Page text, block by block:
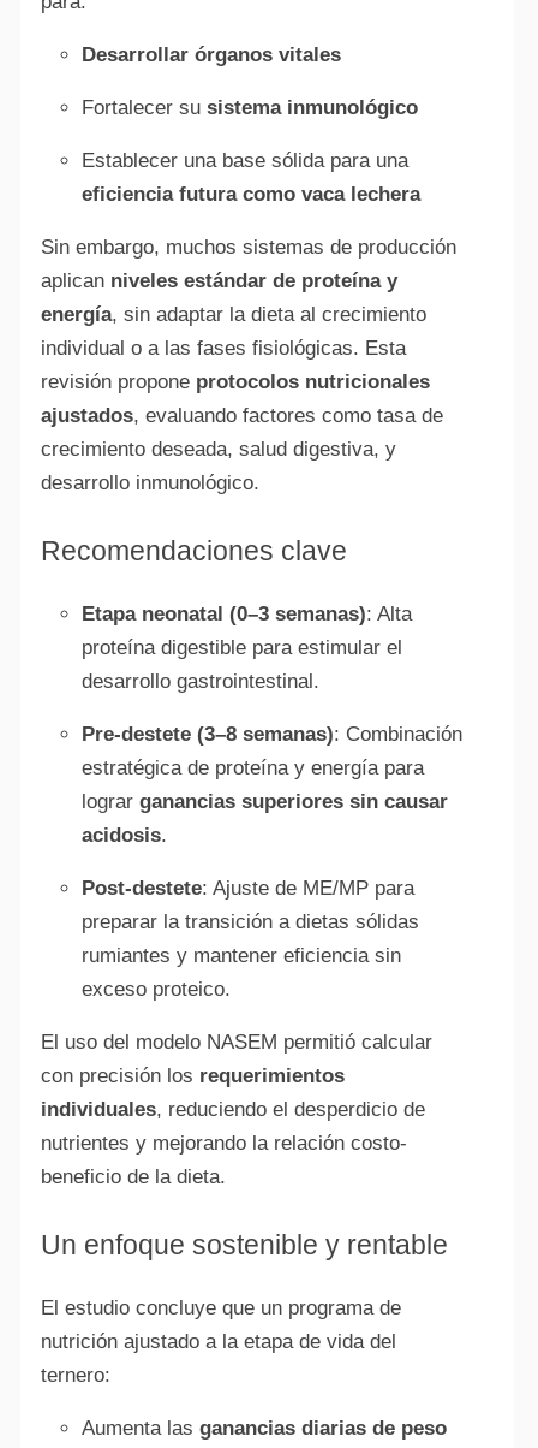
Desarrollar órganos vitales
Fortalecer su sistema inmunológico
Establecer una base sólida para una
eficiencia futura como vaca lechera
Sin embargo, muchos sistemas de producción
aplican niveles estándar de proteína y
energía, sin adaptar la dieta al crecimiento
individual o a las fases fisiológicas. Esta
revisión propone protocolos nutricionales
ajustados, evaluando factores como tasa de
crecimiento deseada, salud digestiva, y
desarrollo inmunológico.
Recomendaciones clave
Etapa neonatal (0–3 semanas): Alta
proteína digestible para estimular el
desarrollo gastrointestinal.
Pre-destete (3–8 semanas): Combinación
estratégica de proteína y energía para
lograr ganancias superiores sin causar
acidosis.
Post-destete: Ajuste de ME/MP para
preparar la transición a dietas sólidas
rumiantes y mantener eficiencia sin
exceso proteico.
El uso del modelo NASEM permitió calcular
con precisión los requerimientos
individuales, reduciendo el desperdicio de
nutrientes y mejorando la relación costo-
beneficio de la dieta.
Un enfoque sostenible y rentable
El estudio concluye que un programa de
nutrición ajustado a la etapa de vida del
ternero:
Aumenta las ganancias diarias de peso